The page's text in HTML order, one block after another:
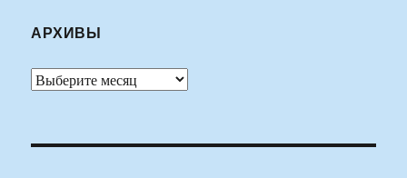
АРХИВЫ
Архивы